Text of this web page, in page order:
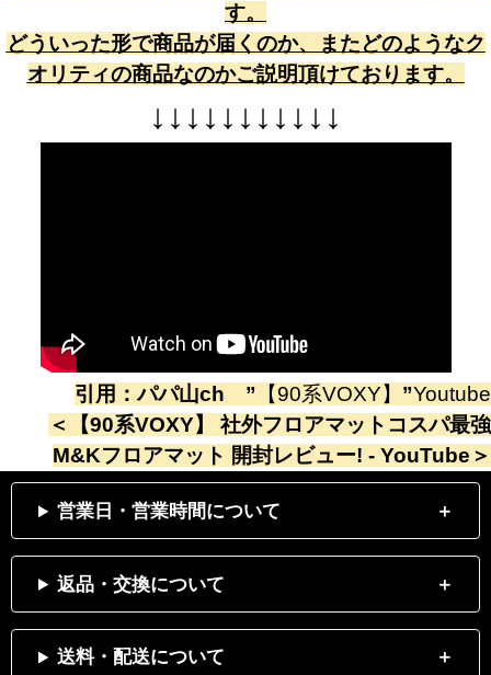
す。
どういった形で商品が届くのか、またどのようなク
オリティの商品なのかご説明頂けております。
↓ ↓ ↓ ↓ ↓ ↓ ↓ ↓ ↓ ↓ ↓
引用：パパ山ch ” 【90系VOXY】 ”Youtube
＜
【90系VOXY】 社外フロアマットコスパ最強
M&Kフロアマット 開封レビュー! - YouTube ＞
営業日・営業時間について
返品・交換について
送料・配送について